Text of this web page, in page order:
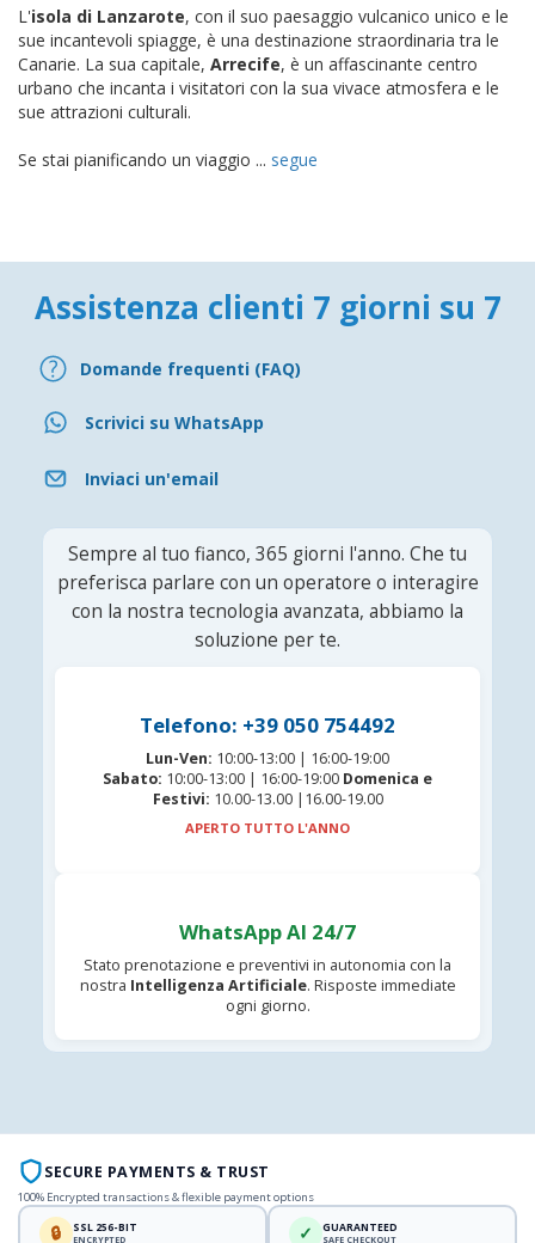
L'isola di Lanzarote, con il suo paesaggio vulcanico unico e le
sue incantevoli spiagge, è una destinazione straordinaria tra le
Canarie. La sua capitale, Arrecife, è un affascinante centro
urbano che incanta i visitatori con la sua vivace atmosfera e le
sue attrazioni culturali.
Se stai pianificando un viaggio ... segue
Assistenza clienti 7 giorni su 7
Domande frequenti (FAQ)
Scrivici su WhatsApp
Inviaci un'email
Sempre al tuo fianco, 365 giorni l'anno. Che tu
preferisca parlare con un operatore o interagire
con la nostra tecnologia avanzata, abbiamo la
soluzione per te.
Telefono: +39 050 754492
Lun-Ven: 10:00-13:00 | 16:00-19:00
Sabato: 10:00-13:00 | 16:00-19:00 Domenica e
Festivi: 10.00-13.00 |16.00-19.00
APERTO TUTTO L'ANNO
WhatsApp AI 24/7
Stato prenotazione e preventivi in autonomia con la
nostra Intelligenza Artificiale. Risposte immediate
ogni giorno.
SECURE PAYMENTS & TRUST
100% Encrypted transactions & flexible payment options
🔒 SSL 256-BIT
ENCRYPTED ✓ GUARANTEED
SAFE CHECKOUT